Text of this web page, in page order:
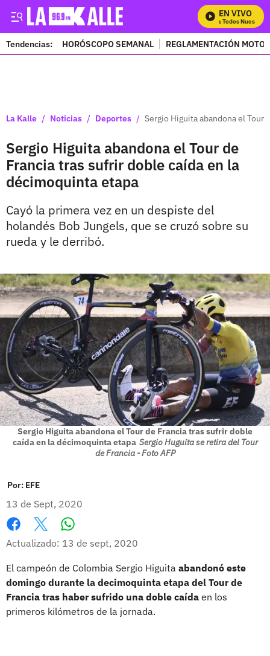
EN VIVO
Mira Todos Nuestros
Tendencias: HORÓSCOPO SEMANAL REGLAMENTACIÓN
La Kalle / Noticias / Deportes / Sergio Higuita abandona el Tour
Sergio Higuita abandona el Tour de
Francia tras sufrir doble caída en la
décimoquinta etapa
Cayó la primera vez en un despiste del
holandés Bob Jungels, que se cruzó sobre su
rueda y le derribó.
Sergio Higuita abandona el Tour de Francia tras sufrir doble
caída en la décimoquinta etapa Sergio Huguita se retira del Tour
de Francia - Foto AFP
Por: EFE
13 de Sept, 2020
Facebook
X
Actualizado: 13 de sept, 2020
El campeón de Colombia Sergio Higuita abandonó este
domingo durante la decimoquinta etapa del Tour de
Francia tras haber sufrido una doble caída en los
primeros kilómetros de la jornada.